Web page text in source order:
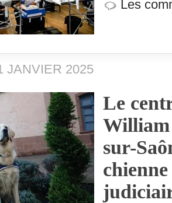
Les
JANVIER 2025
Le
sur-
chienne